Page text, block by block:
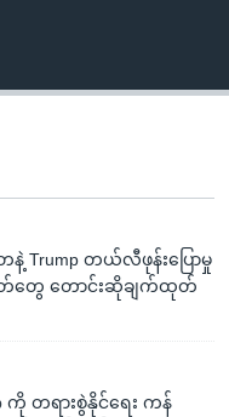
Trump တယ်လီဖုန်းပြောမှု
တွေ တောင်းဆိုချက်ထုတ်
ကို တရားစွဲနိုင်ရေး ကန်